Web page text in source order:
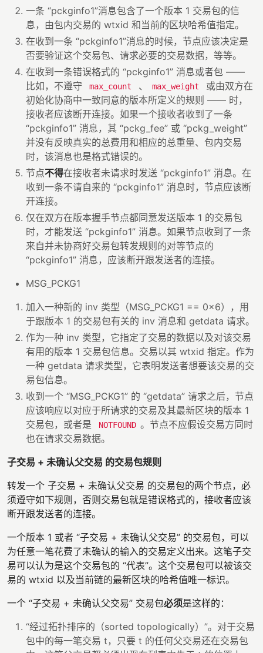
一条 “pckginfo1”消息包含了一个版本 1 交易包的信
息，由包内交易的 wtxid 和当前的区块哈希值指定。
在收到一条 “pckginfo1”消息的时候，节点应该决定是
否要验证这个交易包、请求必要的交易数据，等等。
在收到一条错误格式的 “pckginfo1” 消息或者包 ——
比如，不遵守
max_count 、 max_weight
或由双方在
初始化协商中一致同意的版本所定义的规则 —— 时，
接收者应该断开连接。如果一个接收者收到了一条
“pckginfo1” 消息，其 “pckg_fee” 或 “pckg_weight”
并没有反映真实的总费用和相应的总重量、包内交易
时，该消息也是格式错误的。
节点不得在接收者未请求时发送 “pckginfo1” 消息。在
收到一条不请自来的 “pckginfo1” 消息时，节点应该断
开连接。
仅在双方在版本握手节点都同意发送版本 1 的交易包
时，才能发送 “pckginfo1” 消息。如果节点收到了一条
来自并未协商好交易包转发规则的对等节点的
“pckginfo1” 消息，应该断开跟发送者的连接。
MSG_PCKG1
加入一种新的 inv 类型（MSG_PCKG1 == 0x6），用
于跟版本 1 的交易包有关的 inv 消息和 getdata 请求。
作为一种 inv 类型，它指定了交易的数据以及对该交易
有用的版本 1 交易包信息。交易以其 wtxid 指定。作为
一种 getdata 请求类型，它表明发送者想要该交易的交
易包信息。
收到一个 “MSG_PCKG1” 的 “getdata” 请求之后，节点
应该响应以对应于所请求的交易及其最新区块的版本 1
交易包，或者是
NOTFOUND 。节点不应假设交易方同时
也在请求交易数据。
子交易 + 未确认父交易 的交易包规则
转发一个 子交易 + 未确认父交易 的交易包的两个节点，必
须遵守如下规则，否则交易包就是错误格式的，接收者应该
断开跟发送者的连接。
一个版本 1 或者 “子交易 + 未确认父交易” 的交易包，可以
为任意一笔花费了未确认的输入的交易定义出来。这笔子交
易可以认为是这个交易包的 “代表”。这个交易包可以被该交
易的 wtxid 以及当前链的最新区块的哈希值唯一标识。
一个 “子交易 + 未确认父交易” 交易包必须是这样的：
“经过拓扑排序的（sorted topologically）”。对于交易
包中的每一笔交易 t，只要 t 的任何父交易还在交易包